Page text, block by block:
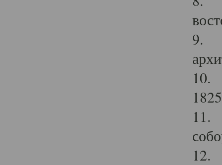
9.
10.
11.
12.